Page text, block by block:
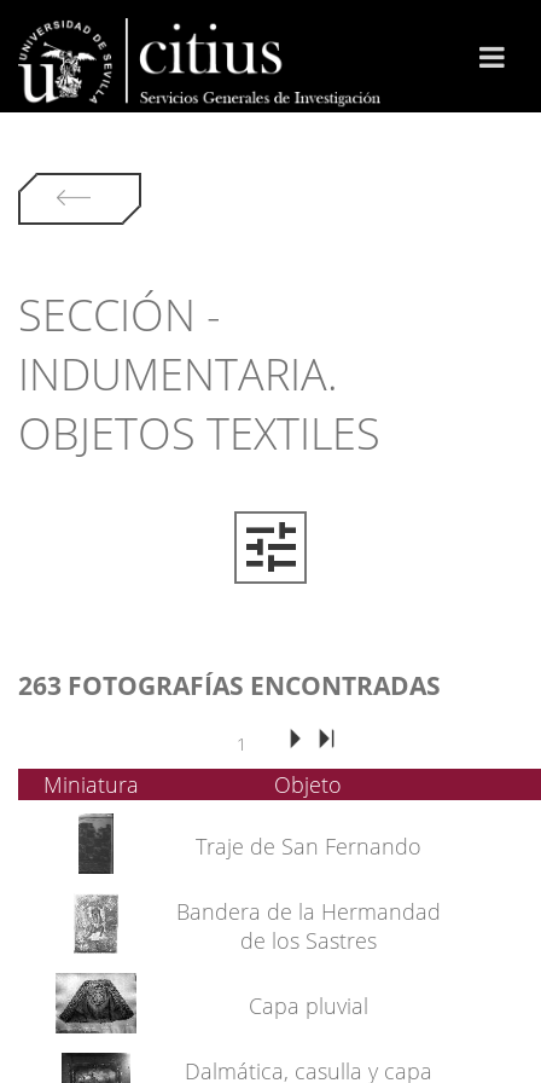
SECCIÓN -
INDUMENTARIA.
OBJETOS TEXTILES
263 FOTOGRAFÍAS ENCONTRADAS
1
Miniatura Objeto
Traje de San Fernando
Bandera de la Hermandad
de los Sastres
Capa pluvial
Dalmática, casulla y capa